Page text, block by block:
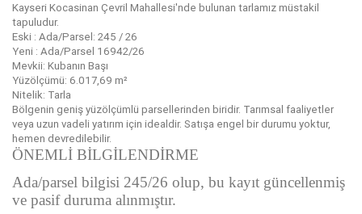
Kayseri Kocasinan Çevril Mahallesi'nde bulunan tarlamız müstakil
tapuludur.
Eski : Ada/Parsel: 245 / 26
Yeni : Ada/Parsel 16942/26
Mevkii: Kubanın Başı
Yüzölçümü: 6.017,69 m²
Nitelik: Tarla
Bölgenin geniş yüzölçümlü parsellerinden biridir. Tarımsal faaliyetler
veya uzun vadeli yatırım için idealdir. Satışa engel bir durumu yoktur,
hemen devredilebilir.
ÖNEMLİ BİLGİLENDİRME
Ada/parsel bilgisi 245/26 olup, bu kayıt güncellenmiş
ve pasif duruma alınmıştır.